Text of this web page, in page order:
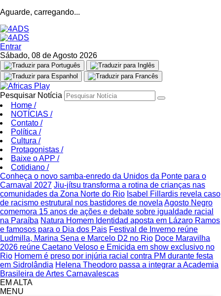
Aguarde, carregando...
Entrar
Sábado, 08 de Agosto 2026
Pesquisar Notícia
Home /
NOTÍCIAS /
Contato /
Política /
Cultura /
Protagonistas /
Baixe o APP /
Cotidiano /
Conheça o novo samba-enredo da Unidos da Ponte para o
Carnaval 2027 Jiu-jítsu transforma a rotina de crianças nas
comunidades da Zona Norte do Rio Isabel Fillardis revela caso
de racismo estrutural nos bastidores de novela Agosto Negro
comemora 15 anos de ações e debate sobre igualdade racial
na Paraíba Natura Homem Identidad aposta em Lázaro Ramos
e famosos para o Dia dos Pais Festival de Inverno reúne
Ludmilla, Marina Sena e Marcelo D2 no Rio Doce Maravilha
2026 reúne Caetano Veloso e Emicida em show exclusivo no
Rio Homem é preso por injúria racial contra PM durante festa
em Sidrolândia Helena Theodoro passa a integrar a Academia
Brasileira de Artes Carnavalescas
EM ALTA
MENU